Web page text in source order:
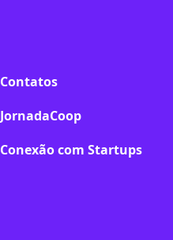
Contatos
JornadaCoop
Conexão com Startups